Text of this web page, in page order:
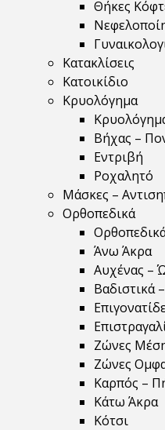
Θήκες
Κατακλίσεις
Κατοικίδιο
Κρυολόγημα
Βήχας –
Εντριβή
Ροχαλητό
Μάσκες –
Ορθοπεδικά
Άνω Άκρα
Αυχένας –
Βαδιστικά
Ζώνες
Ζώνες
Καρπός –
Κάτω Άκρα
Κότσι